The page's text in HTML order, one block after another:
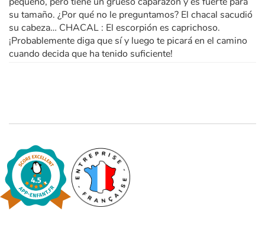
su tamaño. ¿Por qué no le preguntamos? El chacal sacudió
su cabeza… CHACAL : El escorpión es caprichoso.
¡Probablemente diga que sí y luego te picará en el camino
cuando decida que ha tenido suficiente!